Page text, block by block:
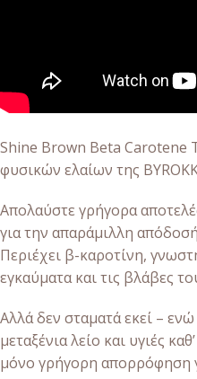
Shine Brown Beta Carotene
φυσικών ελαίων της
Απολαύστε γρήγορα
για την απαράμιλλη
Περιέχει β-καροτίνη,
εγκαύματα και τις βλάβες
Αλλά δεν σταματά εκεί –
μεταξένια λείο και υγιές
μόνο γρήγορη απορρόφηση